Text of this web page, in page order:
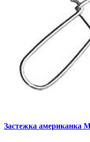
Застежка американка